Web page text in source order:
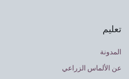
تعليم
المدونة
عن الألماس الزراعي